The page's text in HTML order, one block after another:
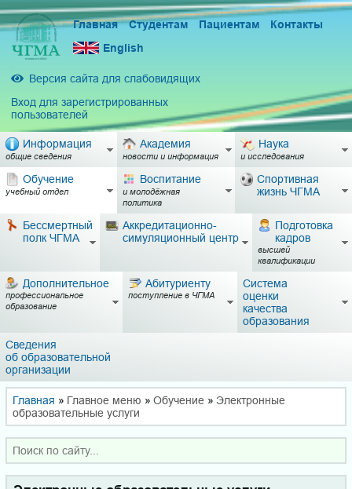
Главная Студентам Пациентам
Контакты
English
Версия сайта для слабовидящих
Вход для зарегистрированных
пользователей
Информация
общие сведения
Академия
новости и информация
Наука
и исследования
Обучение
учебный отдел
Воспитание
и молодёжная
политика
Спортивная
жизнь ЧГМА
Бессмертный
полк ЧГМА
Аккредитационно-
симуляционный центр
Подготовка
кадров
высшей
квалификации
Дополнительное
профессиональное
образование
Абитуриенту
поступление в ЧГМА
Система
оценки
качества
образования
Сведения
об образовательной
организации
Главная » Главное меню » Обучение » Электронные
образовательные услуги